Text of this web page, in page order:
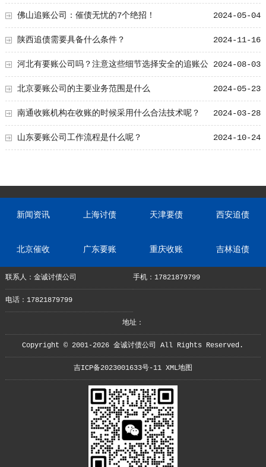
账技巧要了解！ 2024-05-04
佛山追账公司：催债无忧的7个绝招！
2024-11-16
陕西追债需要具备什么条件？
2024-08-03
河北有要账公司吗？注意这些细节选择安全的追账公
司 2024-05-23
北京要账公司的主要业务范围是什么
2024-03-28
南通收账机构在收账的时候采用什么合法技术呢？
2024-10-24
山东要账公司工作流程是什么呢？
新闻资讯 上海讨债 天津要债 西安追债
北京催收 广东要账 重庆收账 吉林追债
联系人：金诚讨债公司 手机：17821879799
电话：17821879799
地址：
Copyright © 2001-2026 金诚讨债公司 All Rights Reserved.
吉ICP备2023001633号-11 XML地图